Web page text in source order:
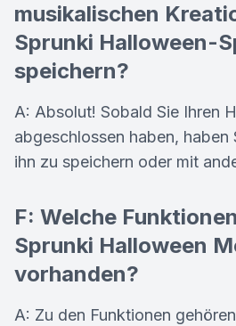
musikalischen
Sprunki Halloween-
speichern?
A: Absolut! Sobald Sie Ihren
abgeschlossen haben,
ihn zu speichern oder mit
F: Welche
Sprunki Halloween
vorhanden?
A: Zu den Funktionen